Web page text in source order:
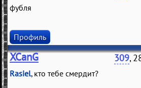
фубля
Профиль
XCanG 309,
Rasiel, кто тебе смердит?